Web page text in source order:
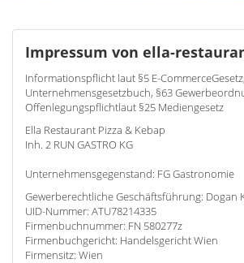
Impressum von ella-
Informationspflicht laut §5 E-
Unternehmensgesetzbuch, §63
Offenlegungspflichtlaut §25 Mediengesetz
Ella Restaurant Pizza & Kebap
Inh. 2 RUN GASTRO KG
Unternehmensgegenstand: FG Gastronomie
Gewerberechtliche Geschäftsführung: Dogan
UID-Nummer: ATU78214335
Firmenbuchnummer: FN 580277z
Firmenbuchgericht: Handelsgericht Wien
Firmensitz: Wien